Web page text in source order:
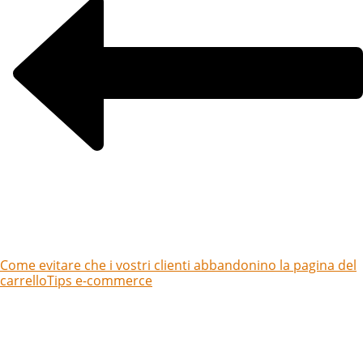
Come evitare che i vostri clienti abbandonino la pagina del
carrelloTips e-commerce